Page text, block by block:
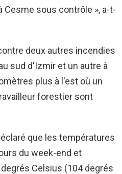
Cesme sous contrôle », a-t-
deux autres incendies
sud d'Izmir et un autre à
plus à l'est où un
forestier sont
que les températures
du week-end et
Celsius (104 degrés